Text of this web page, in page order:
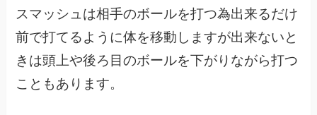
スマッシュは相手のボールを打つ為出来るだけ
前で打てるように体を移動しますが出来ないと
きは頭上や後ろ目のボールを下がりながら打つ
こともあります。